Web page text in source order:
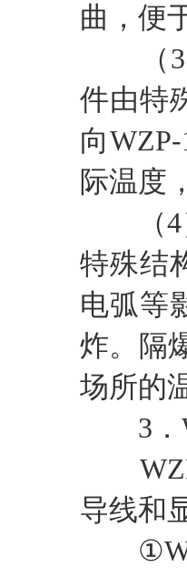
曲，便
（3
件由特
向
际温度
（4）
特殊结
电弧等
炸。隔
场所的
3．
WZP-
导线和